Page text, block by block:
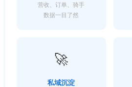
营收、订单、骑手
数据一目了然
🚀
私域沉淀